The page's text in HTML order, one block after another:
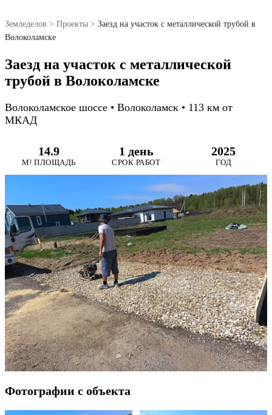
Земледелов > Проекты > Заезд на участок с металлической трубой в
Волоколамске
Заезд на участок с металлической
трубой в Волоколамске
Волоколамское шоссе • Волоколамск • 113 км от
МКАД
14.9
М² ПЛОЩАДЬ
1 день
СРОК РАБОТ
2025
ГОД
Фотографии с объекта